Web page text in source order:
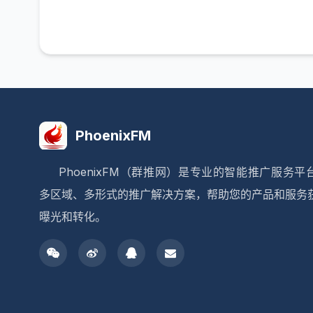
PhoenixFM
PhoenixFM（群推网）是专业的智能推广服务平
多区域、多形式的推广解决方案，帮助您的产品和服务
曝光和转化。